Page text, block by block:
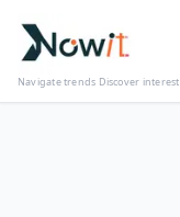
Navigate trends Discover interest